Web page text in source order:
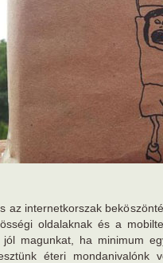
az internetkorszak
oldalaknak és a
jól magunkat, ha minimum
éteri